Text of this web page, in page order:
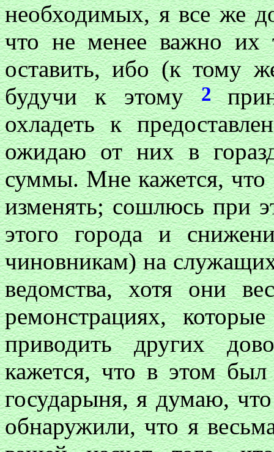
необходимых, я все же
что не менее важно их
оставить, ибо (к тому
будучи к этому2
охладеть к
ожидаю от них в
суммы. Мне кажется, что
изменять; сошлюсь при
этого города и
чиновникам) на
ведомства, хотя они
ремонстрациях,
приводить других
кажется, что в этом
государыня, я думаю,
обнаружили, что я